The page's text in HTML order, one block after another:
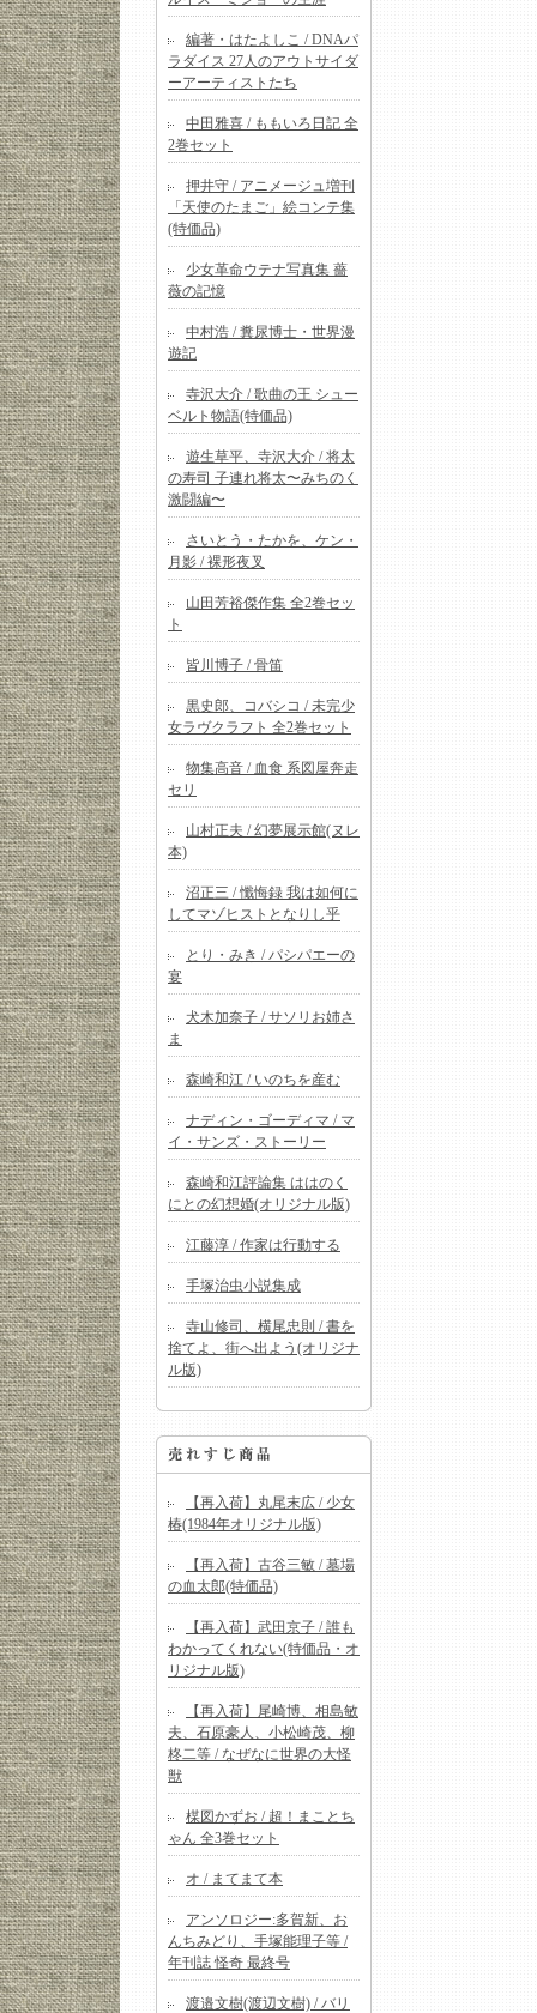
編著・はたよしこ / DNAパ
ラダイス 27人のアウトサイダ
ーアーティストたち
中田雅喜 / ももいろ日記 全
2巻セット
押井守 / アニメージュ増刊
「天使のたまご」絵コンテ集
(特価品)
少女革命ウテナ写真集 薔
薇の記憶
中村浩 / 糞尿博士・世界漫
遊記
寺沢大介 / 歌曲の王 シュー
ベルト物語(特価品)
遊生草平、寺沢大介 / 将太
の寿司 子連れ将太〜みちのく
激闘編〜
さいとう・たかを、ケン・
月影 / 裸形夜叉
山田芳裕傑作集 全2巻セッ
ト
皆川博子 / 骨笛
黒史郎、コバシコ / 未完少
女ラヴクラフト 全2巻セット
物集高音 / 血食 系図屋奔走
セリ
山村正夫 / 幻夢展示館(ヌレ
本)
沼正三 / 懺悔録 我は如何に
してマゾヒストとなりし乎
とり・みき / パシパエーの
宴
犬木加奈子 / サソリお姉さ
ま
森崎和江 / いのちを産む
ナディン・ゴーディマ / マ
イ・サンズ・ストーリー
森崎和江評論集 ははのく
にとの幻想婚(オリジナル版)
江藤淳 / 作家は行動する
手塚治虫小説集成
寺山修司、横尾忠則 / 書を
捨てよ、街へ出よう(オリジナ
ル版)
【再入荷】丸尾末広 / 少女
椿(1984年オリジナル版)
【再入荷】古谷三敏 / 墓場
の血太郎(特価品)
【再入荷】武田京子 / 誰も
わかってくれない(特価品・オ
リジナル版)
【再入荷】尾崎博、相島敏
夫、石原豪人、小松崎茂、柳
柊二等 / なぜなに世界の大怪
獣
楳図かずお / 超！まことち
ゃん 全3巻セット
オ / まてまて本
アンソロジー:多賀新、お
んちみどり、手塚能理子等 /
年刊誌 怪奇 最終号
渡邉文樹(渡辺文樹) / バリ